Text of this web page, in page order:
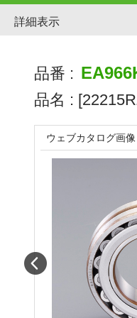
詳細表示
品番 :
品名 :
ウェブカタログ画像